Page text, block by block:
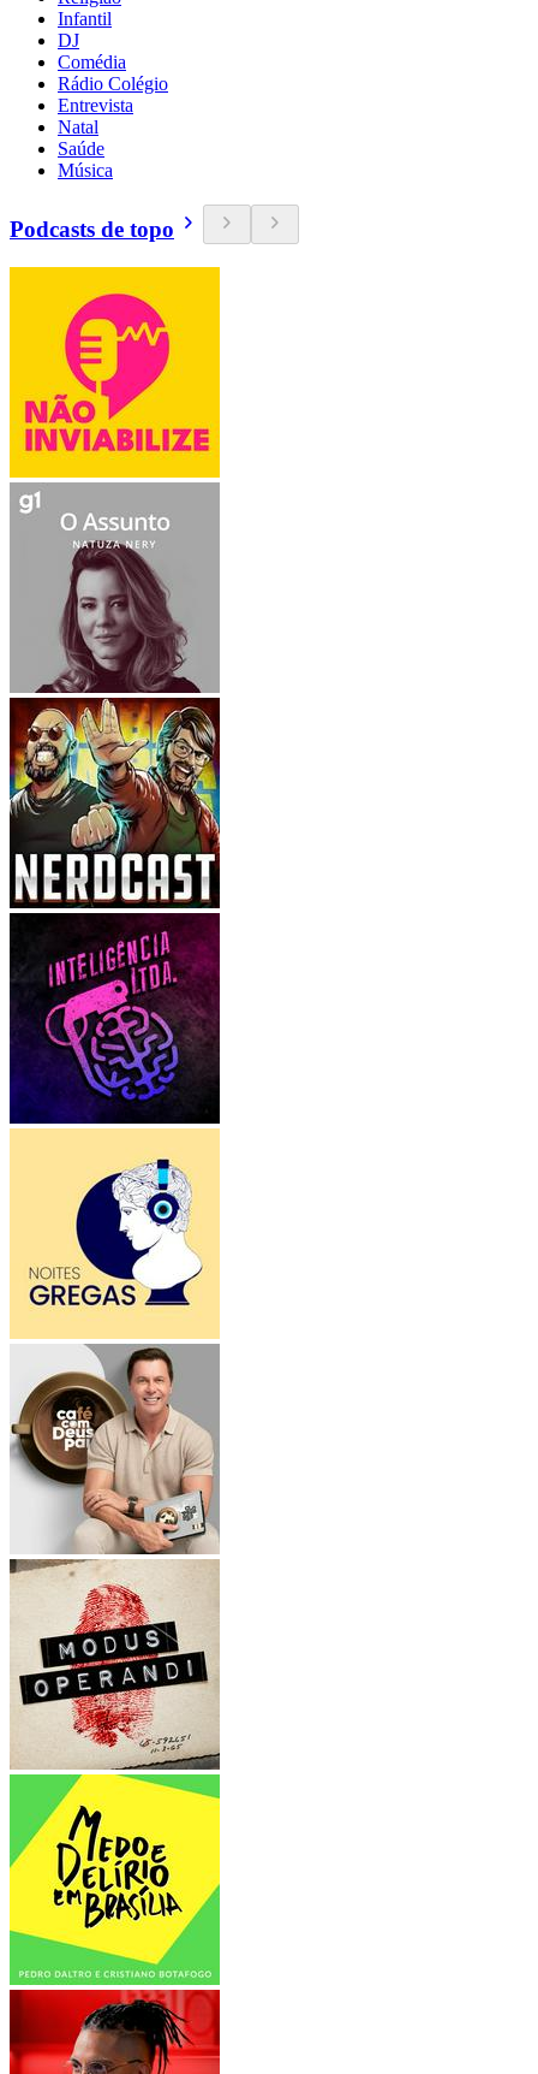
Infantil
DJ
Comédia
Rádio Colégio
Entrevista
Natal
Saúde
Música
Podcasts de topo